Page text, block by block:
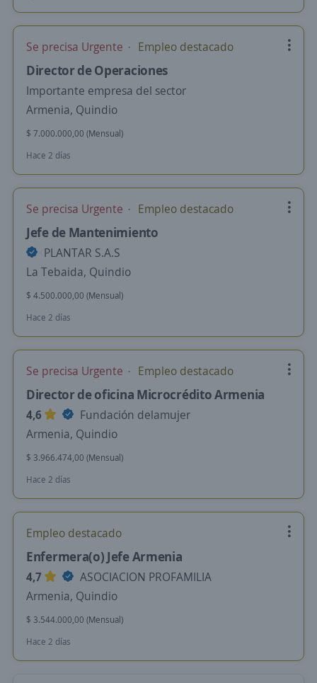
Se precisa Urgente Empleo destacado
Director de Operaciones
Importante empresa del sector
Armenia, Quindio
$ 7.000.000,00 (Mensual)
Hace 2 días
Se precisa Urgente Empleo destacado
Jefe de Mantenimiento
PLANTAR S.A.S
La Tebaida, Quindio
$ 4.500.000,00 (Mensual)
Hace 2 días
Se precisa Urgente Empleo destacado
Director de oficina Microcrédito Armenia
4,6
Fundación delamujer
Armenia, Quindio
$ 3.966.474,00 (Mensual)
Hace 2 días
Empleo destacado
Enfermera(o) Jefe Armenia
4,7
ASOCIACION PROFAMILIA
Armenia, Quindio
$ 3.544.000,00 (Mensual)
Hace 2 días